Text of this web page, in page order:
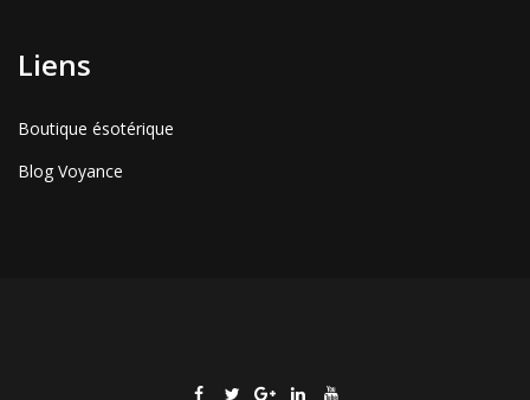
Liens
Boutique ésotérique
Blog Voyance